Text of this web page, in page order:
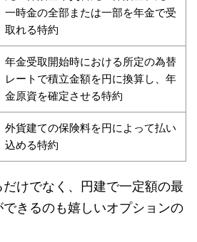
一時金の全部または一部を年金で受
取れる特約
年金受取開始時における所定の為替
レートで積立金額を円に換算し、年
金原資を確定させる特約
外貨建ての保険料を円によって払い
込める特約
けでなく、円建で一定額の最
きるのも嬉しいオプションの